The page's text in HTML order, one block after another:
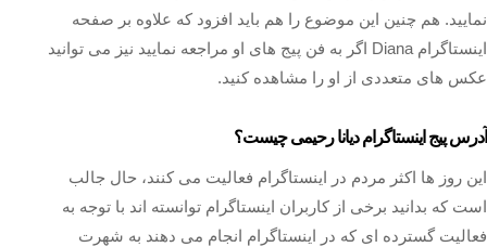
نمایید. هم چنین این موضوع را هم باید افزود که علاوه بر صفحه
اینستاگرام Diana اگر به فن پیج های او مراجعه نمایید نیز می‌ توانید
عکس‌ های متعددی از او را مشاهده کنید.
آدرس پیج اینستاگرام دیانا رحیمی چیست؟
این روز ها اکثر مردم در اینستاگرام فعالیت می کنند، حال جالب
است که بدانید برخی از کاربران اینستاگرام توانسته اند با توجه به
فعالیت گسترده ای که در اینستاگرام انجام می‌ دهند به شهرت